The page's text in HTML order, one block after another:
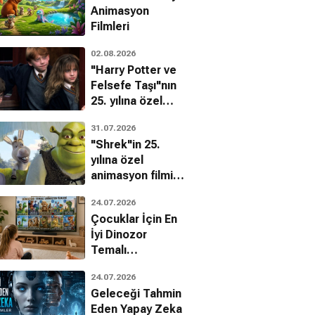
Jr. Randy Quaid
Animasyon
Filmleri
02.08.2026
"Harry Potter ve
Felsefe Taşı"nın
25. yılına özel
bilinmeyenleri!
31.07.2026
"Shrek"in 25.
yılına özel
animasyon filmin
24.07.2026
Çocuklar İçin En
İyi Dinozor
Temalı
Filmleri
24.07.2026
Geleceği Tahmin
Eden Yapay Zeka